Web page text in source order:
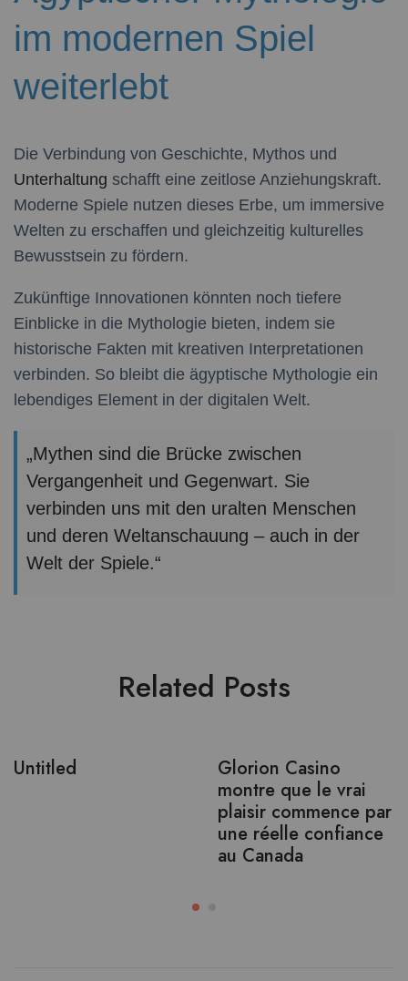
im modernen Spiel
weiterlebt
Die Verbindung von Geschichte, Mythos und
Unterhaltung schafft eine zeitlose Anziehungskraft.
Moderne Spiele nutzen dieses Erbe, um immersive
Welten zu erschaffen und gleichzeitig kulturelles
Bewusstsein zu fördern.
Zukünftige Innovationen könnten noch tiefere
Einblicke in die Mythologie bieten, indem sie
historische Fakten mit kreativen Interpretationen
verbinden. So bleibt die ägyptische Mythologie ein
lebendiges Element in der digitalen Welt.
„Mythen sind die Brücke zwischen
Vergangenheit und Gegenwart. Sie
verbinden uns mit den uralten Menschen
und deren Weltanschauung – auch in der
Welt der Spiele.“
Related Posts
Untitled
Glorion Casino
montre que le vrai
plaisir commence par
une réelle confiance
au Canada